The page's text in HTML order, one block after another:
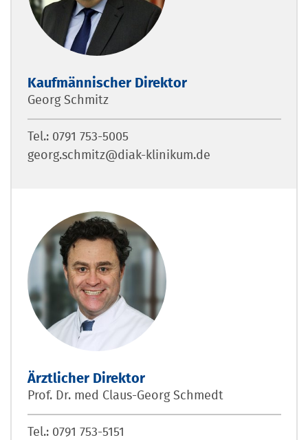
Kaufmännischer Direktor
Georg Schmitz
Tel.: 0791 753-5005
georg.schmitz@diak-klinikum.de
Ärztlicher Direktor
Prof. Dr. med Claus-Georg Schmedt
Tel.: 0791 753-5151